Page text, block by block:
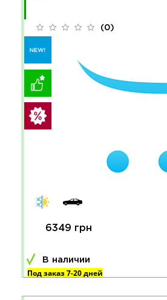
(0)
6349 грн
В наличии
Под заказ 7-20 дней